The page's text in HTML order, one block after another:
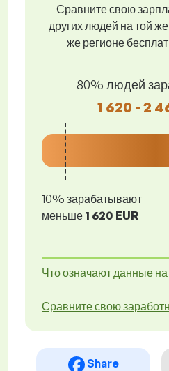
Сравните свою
других людей на той
же регионе
80% людей
1 620 - 2
10% зарабатывают
меньше 1 620 EUR
Что означают данные
Сравните свою
Share